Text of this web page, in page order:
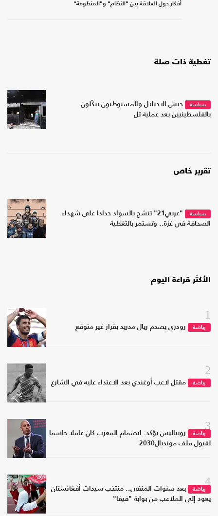
أفكار حول العلاقة بين "النظام" و"المنظومة"
تغطية ذات صلة
سياسة
جيش الاحتلال والمستوطنون ينكّلون
بالفلسطينيين بعد عملية تل
تقرير خاص
سياسة
"عربي21" تتشح بالسواد حدادا على شهداء
الصحافة في غزة.. وتستمر بالتغطية
الأكثر قراءة اليوم
1
رياضة رودري يصدم ريال مدريد بقرار غير متوقع
2
رياضة مقتل لاعب أوغندي بعد الاعتداء عليه في الشارع
3
رياضة
روبياليس يؤكد: انضمام المغرب كان عاملا حاسما
لقبول ملف مونديال2030
4
رياضة
بعد سنوات المنفى.. منتخب سيدات أفغانستان
يعود إلى الملاعب من بوابة "فيفا"